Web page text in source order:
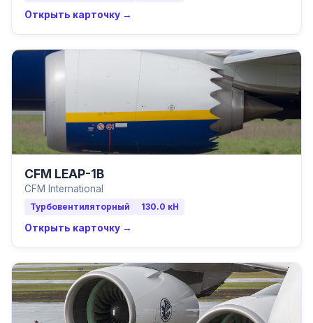
Открыть карточку →
CFM LEAP-1B
CFM International
Турбовентиляторный 130.0 кН
Открыть карточку →